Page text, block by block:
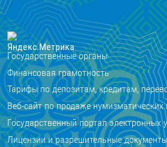
Государственные органы
Финансовая грамотность
Тарифы по депозитам, кредитам,
Веб-сайт по продаже нумизматических
Государственный портал электронных
Лицензии и разрешительные